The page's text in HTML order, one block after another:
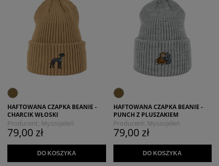
HAFTOWANA CZAPKA BEANIE -
CHARCIK WŁOSKI
Producent: Myszojeleń
79,00 zł
DO KOSZYKA
HAFTOWANA CZAPKA BEANIE -
PUNCH Z PLUSZAKIEM
Producent: Myszojeleń
79,00 zł
DO KOSZYKA